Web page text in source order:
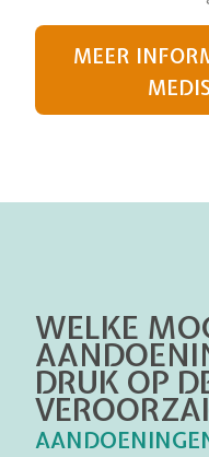
MEER
WELKE
DRUK OP